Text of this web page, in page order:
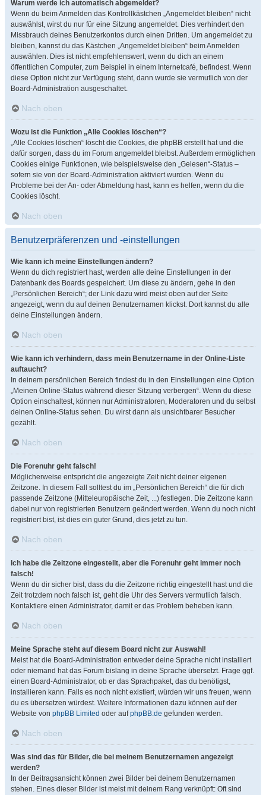
Warum werde ich automatisch abgemeldet?
Wenn du beim Anmelden das Kontrollkästchen „Angemeldet bleiben“ nicht
auswählst, wirst du nur für eine Sitzung angemeldet. Dies verhindert den
Missbrauch deines Benutzerkontos durch einen Dritten. Um angemeldet zu
bleiben, kannst du das Kästchen „Angemeldet bleiben“ beim Anmelden
auswählen. Dies ist nicht empfehlenswert, wenn du dich an einem
öffentlichen Computer, zum Beispiel in einem Internetcafé, befindest. Wenn
diese Option nicht zur Verfügung steht, dann wurde sie vermutlich von der
Board-Administration ausgeschaltet.
Nach oben
Wozu ist die Funktion „Alle Cookies löschen“?
„Alle Cookies löschen“ löscht die Cookies, die phpBB erstellt hat und die
dafür sorgen, dass du im Forum angemeldet bleibst. Außerdem ermöglichen
Cookies einige Funktionen, wie beispielsweise den „Gelesen“-Status –
sofern sie von der Board-Administration aktiviert wurden. Wenn du
Probleme bei der An- oder Abmeldung hast, kann es helfen, wenn du die
Cookies löscht.
Nach oben
Benutzerpräferenzen und -einstellungen
Wie kann ich meine Einstellungen ändern?
Wenn du dich registriert hast, werden alle deine Einstellungen in der
Datenbank des Boards gespeichert. Um diese zu ändern, gehe in den
„Persönlichen Bereich“; der Link dazu wird meist oben auf der Seite
angezeigt, wenn du auf deinen Benutzernamen klickst. Dort kannst du alle
deine Einstellungen ändern.
Nach oben
Wie kann ich verhindern, dass mein Benutzername in der Online-Liste
auftaucht?
In deinem persönlichen Bereich findest du in den Einstellungen eine Option
„Meinen Online-Status während dieser Sitzung verbergen“. Wenn du diese
Option einschaltest, können nur Administratoren, Moderatoren und du selbst
deinen Online-Status sehen. Du wirst dann als unsichtbarer Besucher
gezählt.
Nach oben
Die Forenuhr geht falsch!
Möglicherweise entspricht die angezeigte Zeit nicht deiner eigenen
Zeitzone. In diesem Fall solltest du im „Persönlichen Bereich“ die für dich
passende Zeitzone (Mitteleuropäische Zeit, ...) festlegen. Die Zeitzone kann
dabei nur von registrierten Benutzern geändert werden. Wenn du noch nicht
registriert bist, ist dies ein guter Grund, dies jetzt zu tun.
Nach oben
Ich habe die Zeitzone eingestellt, aber die Forenuhr geht immer noch
falsch!
Wenn du dir sicher bist, dass du die Zeitzone richtig eingestellt hast und die
Zeit trotzdem noch falsch ist, geht die Uhr des Servers vermutlich falsch.
Kontaktiere einen Administrator, damit er das Problem beheben kann.
Nach oben
Meine Sprache steht auf diesem Board nicht zur Auswahl!
Meist hat die Board-Administration entweder deine Sprache nicht installiert
oder niemand hat das Forum bislang in deine Sprache übersetzt. Frage ggf.
einen Board-Administrator, ob er das Sprachpaket, das du benötigst,
installieren kann. Falls es noch nicht existiert, würden wir uns freuen, wenn
du es übersetzen würdest. Weitere Informationen dazu können auf der
Website von phpBB Limited oder aufphpBB.de gefunden werden.
Nach oben
Was sind das für Bilder, die bei meinem Benutzernamen angezeigt
werden?
In der Beitragsansicht können zwei Bilder bei deinem Benutzernamen
stehen. Eines dieser Bilder ist meist mit deinem Rang verknüpft: Oft sind